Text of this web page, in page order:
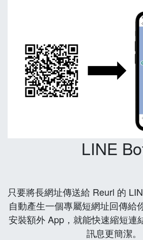
LINE
只要將長網址傳送給 Reurl 的
自動產生一個專屬短網址回傳給
安裝額外 App，就能快速縮短連
訊息更簡潔。